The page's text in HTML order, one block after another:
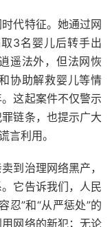
代特征。她通过网
3名婴儿后转手出
遥法外，但法网恢
协助解救婴儿等情
这起案件不仅警示
链条，也提示广大
言利用。
到治理网络黑产，
它告诉我们，人民
忍”和“从严惩处”的
网络的新犯；无论